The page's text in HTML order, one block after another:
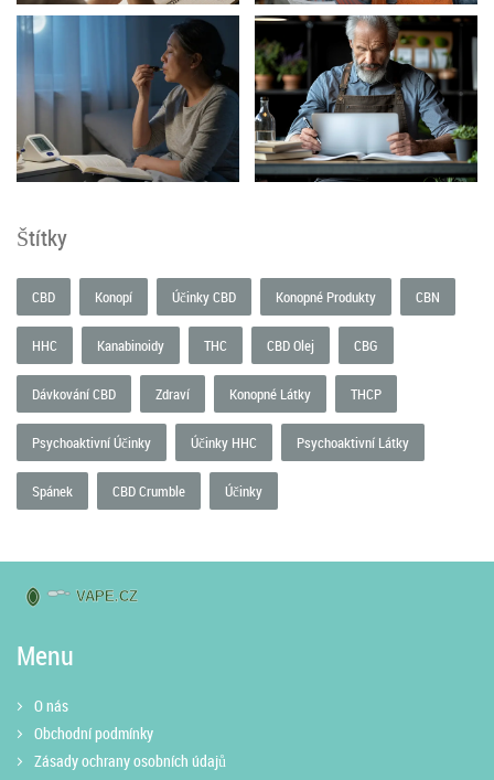
Štítky
CBD Konopí Účinky CBD Konopné Produkty CBN
HHC Kanabinoidy THC CBD Olej CBG
Dávkování CBD Zdraví Konopné Látky THCP
Psychoaktivní Účinky Účinky HHC Psychoaktivní Látky
Spánek CBD Crumble Účinky
Menu
O nás
Obchodní podmínky
Zásady ochrany osobních údajů